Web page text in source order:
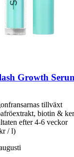
Growth
tillväxt
biotin &
efter 4-6 veckor
/ l)